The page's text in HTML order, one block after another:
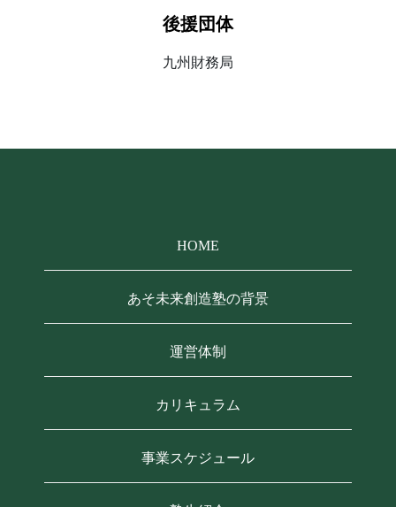
後援団体
九州財務局
HOME
あそ未来創造塾の背景
運営体制
カリキュラム
事業スケジュール